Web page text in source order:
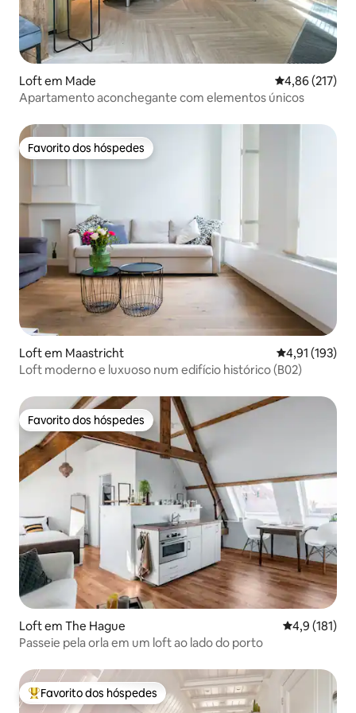
Loft em Made Classificação
4,86 (217)
Apartamento aconchegante com elementos únicos
Favorito dos hóspedes
Favorito dos hóspedes
Loft em Maastricht Classificação
4,91 (193)
Loft moderno e luxuoso num edifício histórico (B02)
Favorito dos hóspedes
Favorito dos hóspedes
Loft em The Hague
4,9 (181)
Passeie pela orla em um loft ao lado do porto
Favoritos dos hóspedes mais apreciados
Favorito dos hóspedes